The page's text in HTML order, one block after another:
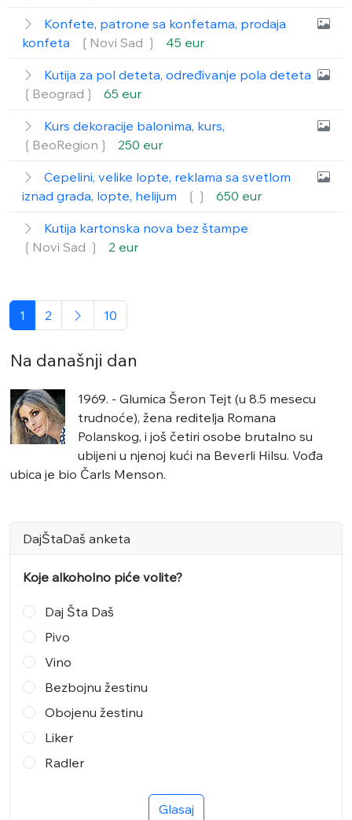
Konfete, patrone sa konfetama, prodaja
konfeta
❲Novi Sad ❳ 45 eur
Kutija za pol deteta, određivanje pola deteta
❲Beograd❳
65 eur
Kurs dekoracije balonima, kurs,
❲BeoRegion❳
250 eur
Cepelini, velike lopte, reklama sa svetlom
iznad grada, lopte, helijum
❲❳ 650 eur
Kutija kartonska nova bez štampe
❲Novi Sad ❳
2 eur
1 2 10
Na današnji dan
1969. - Glumica Šeron Tejt (u 8.5 mesecu
trudnoće), žena reditelja Romana
Polanskog, i još četiri osobe brutalno su
ubijeni u njenoj kući na Beverli Hilsu. Vođa
ubica je bio Čarls Menson.
DajŠtaDaš anketa
Koje alkoholno piće volite?
Daj Šta Daš
Pivo
Vino
Bezbojnu žestinu
Obojenu žestinu
Liker
Radler
Glasaj